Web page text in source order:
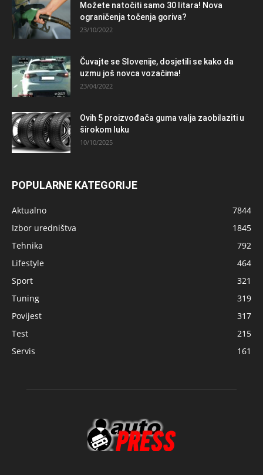
Možete natočiti samo 30 litara! Nova
ograničenja točenja goriva?
23/10/2022
Čuvajte se Slovenije, dosjetili se kako da
uzmu još novca vozačima!
23/04/2022
Ovih 5 proizvođača guma valja zaobilaziti u
širokom luku
10/10/2025
POPULARNE KATEGORIJE
Aktualno
7844
Izbor uredništva
1845
Tehnika
792
Lifestyle
464
Sport
321
Tuning
319
Povijest
317
Test
215
Servis
161